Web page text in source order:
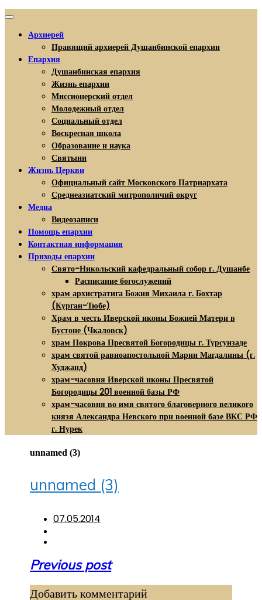
Архиерей
Правящий архиерей Душанбинской епархии
Епархия
Душанбинская епархия
Жизнь епархии
Миссионерский отдел
Молодежный отдел
Социальный отдел
Воскресная школа
Образование и наука
Святыни
Жизнь Церкви
Официальный сайт Московского Патриархата
Среднеазиатский митрополичий округ
Медиа
Видеозаписи
Помощь епархии
Контактная информация
Приходы епархии
Свято-Никольский кафедральный собор г. Душанбе
Расписание богослужений
храм архистратига Божия Михаила г. Бохтар
(Курган-Тюбе)
Храм в честь Иверской иконы Божией Матери в
Бустоне (Чкаловск)
храм Покрова Пресвятой Богородицы г. Турсунзаде
храм святой равноапостольной Марии Магдалины (г.
Худжанд)
храм-часовня Иверской иконы Пресвятой
Богородицы 201 военной базы РФ
храм-часовня во имя святого благоверного великого
князя Александра Невского при военной базе ВКС РФ
г. Нурек
unnamed (3)
unnamed (3)
07.05.2014
Навигация
записям
Previous post
Добавить комментарий